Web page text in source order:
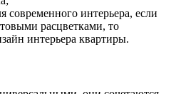
современного интерьера, если
расцветками, то
интерьера квартиры.